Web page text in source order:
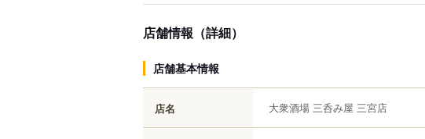
店舗情報（詳細）
店舗基本情報
店名 大衆酒場 三呑み屋 三宮店